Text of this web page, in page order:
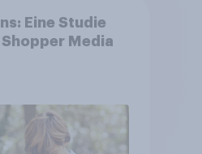
Eine Studie
Media